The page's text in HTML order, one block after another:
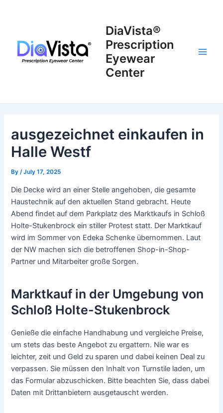
DiaVista®
Prescription
Eyewear
Center
ausgezeichnet einkaufen in
Halle Westf
By/July 17, 2025
Die Decke wird an einer Stelle angehoben, die gesamte
Haustechnik auf den aktuellen Stand gebracht. Heute
Abend findet auf dem Parkplatz des Marktkaufs in Schloß
Holte-Stukenbrock ein stiller Protest statt. Der Marktkauf
wird im Sommer von Edeka Schenke übernommen. Laut
der NW machen sich die betroffenen Shop-in-Shop-
Partner und Mitarbeiter große Sorgen.
Marktkauf in der Umgebung von
Schloß Holte-Stukenbrock
Genieße die einfache Handhabung und vergleiche Preise,
um stets das beste Angebot zu ergattern. Nie war es
leichter, zeit und Geld zu sparen und dabei keinen Deal zu
verpassen. Sie müssen den Inhalt von Turnstile laden, um
das Formular abzuschicken. Bitte beachten Sie, dass dabei
Daten mit Drittanbietern ausgetauscht werden.